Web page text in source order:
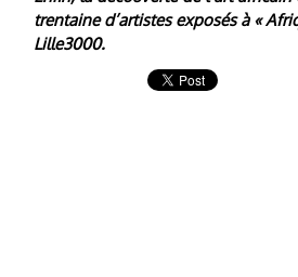
trentaine d’artistes exposés à «
Lille3000.